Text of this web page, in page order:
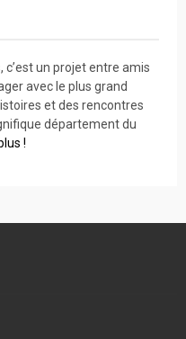
c’est un projet entre amis
avec le plus grand
et des rencontres
département du
!